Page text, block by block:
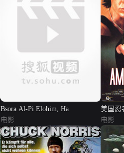
Bsora Al-Pi Elohim, Ha
电影
美国忍
电影